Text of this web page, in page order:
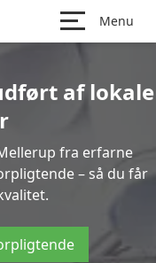
Menu
af lokale
fra erfarne
– så du får